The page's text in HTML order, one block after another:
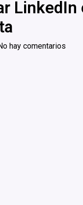
LinkedIn
hay comentarios